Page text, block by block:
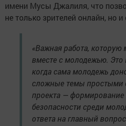
имени Мусы Джалиля, что
не только зрителей онлайн, но
«Важная работа,
вместе с молодежью. Это
когда сама молодежь
сложные темы простыми
проекта — формирование
безопасности среди
ответа на главный